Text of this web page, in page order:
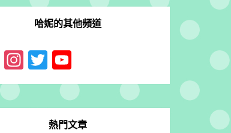
哈妮的其他頻道
Facebook
Instagram
Twitter
Channel
熱門文章